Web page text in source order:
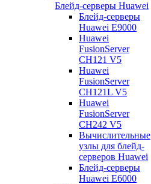
Блейд-серверы Huawei
Блейд-серверы
Huawei E9000
Huawei
FusionServer
CH121 V5
Huawei
FusionServer
CH121L V5
Huawei
FusionServer
CH242 V5
Вычислительные
узлы для блейд-
серверов Huawei
Блейд-серверы
Huawei E6000